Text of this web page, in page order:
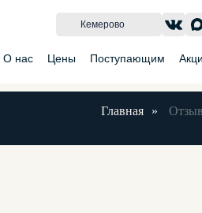
Кемерово
О нас Цены Поступающим
Главная »